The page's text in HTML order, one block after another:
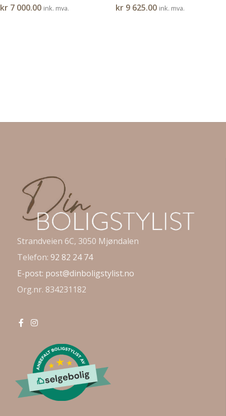
kr 7 000.00 ink. mva. kr 9 625.00 ink. mva.
Strandveien 6C, 3050 Mjøndalen
Telefon: 92 82 24 74
E-post: post@dinboligstylist.no
Org.nr. 834231182